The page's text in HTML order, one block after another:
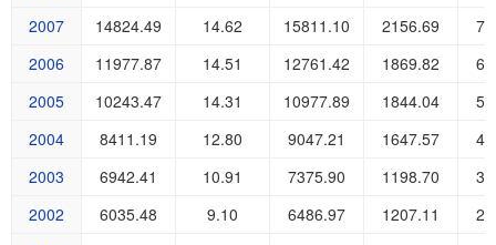
2007
14824.49 14.62 15811.10 2156.69
2006
11977.87 14.51 12761.42 1869.82
2005
10243.47 14.31 10977.89 1844.04
2004
8411.19 12.80 9047.21 1647.57
2003
6942.41 10.91 7375.90 1198.70
2002
6035.48 9.10 6486.97 1207.11